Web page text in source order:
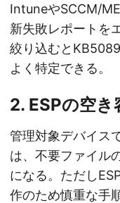
IntuneやSCCM/
新失敗レポートを
絞り込むと
よく特定できる。
2. ESPの空き
管理対象デバイス
は、不要ファイル
になる。ただし
作のため慎重な手